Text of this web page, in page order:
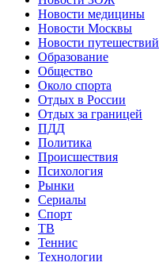
Новости медицины
Новости Москвы
Новости путешествий
Образование
Общество
Около спорта
Отдых в России
Отдых за границей
ПДД
Политика
Происшествия
Психология
Рынки
Сериалы
Спорт
ТВ
Теннис
Технологии